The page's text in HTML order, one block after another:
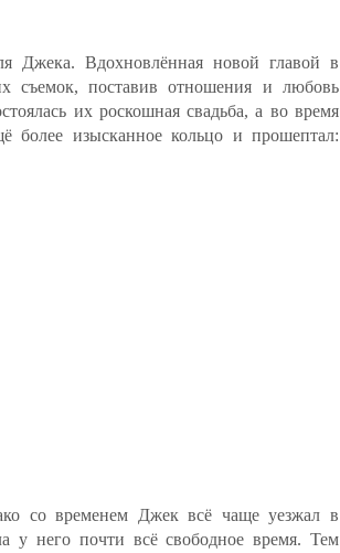
Джека. Вдохновлённая новой главой в
съемок, поставив отношения и любовь
их роскошная свадьба, а во время
изысканное кольцо и прошептал:
со временем Джек всё чаще уезжал в
у него почти всё свободное время. Тем